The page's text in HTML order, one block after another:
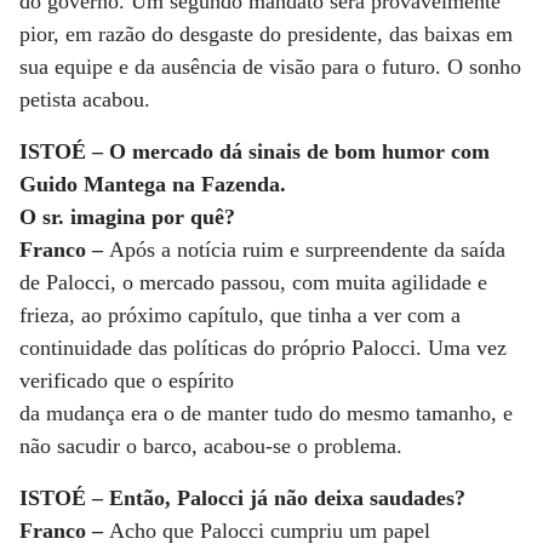
pior, em razão do desgaste do presidente, das baixas em
sua equipe e da ausência de visão para o futuro. O sonho
petista acabou.
ISTOÉ – O mercado dá sinais de bom humor com
Guido Mantega na Fazenda.
O sr. imagina por quê?
Franco – Após a notícia ruim e surpreendente da saída
de Palocci, o mercado passou, com muita agilidade e
frieza, ao próximo capítulo, que tinha a ver com a
continuidade das políticas do próprio Palocci. Uma vez
verificado que o espírito
da mudança era o de manter tudo do mesmo tamanho, e
não sacudir o barco, acabou-se o problema.
ISTOÉ – Então, Palocci já não deixa saudades?
Franco – Acho que Palocci cumpriu um papel